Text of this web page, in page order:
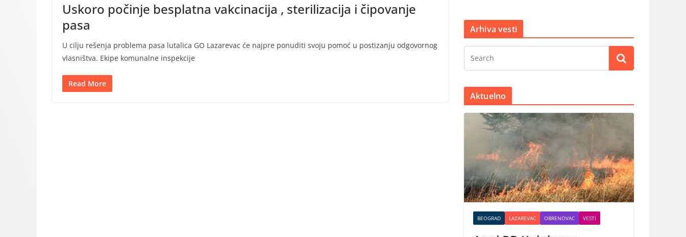
Uskoro počinje besplatna vakcinacija , sterilizacija i čipovanje
pasa
U cilju rešenja problema pasa lutalica GO Lazarevac će najpre ponuditi svoju pomoć u postizanju odgovornog
vlasništva. Ekipe komunalne inspekcije
Read More
Arhiva vesti
Aktuelno
BEOGRAD LAZAREVAC OBRENOVAC VESTI